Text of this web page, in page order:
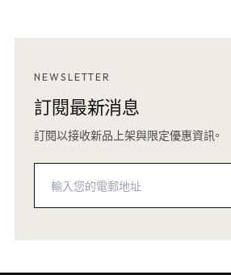
NEWSLETTER
訂閱最新消息
訂閱以接收新品上架與限定優惠資訊。